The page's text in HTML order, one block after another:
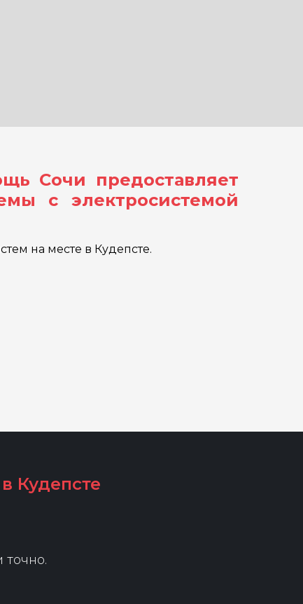
Сочи предоставляет
с электросистемой
на месте в Кудепсте.
Кудепсте